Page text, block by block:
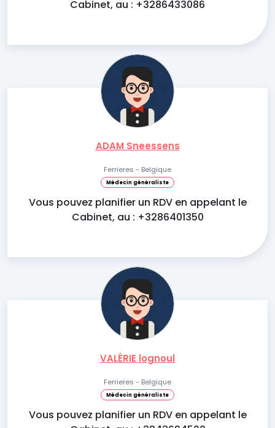
Cabinet, au : +3286433086
ADAM Sneessens
Ferrieres - Belgique
Médecin généraliste
Vous pouvez planifier un RDV en appelant le
Cabinet, au : +3286401350
VALÉRIE lognoul
Ferrieres - Belgique
Médecin généraliste
Vous pouvez planifier un RDV en appelant le